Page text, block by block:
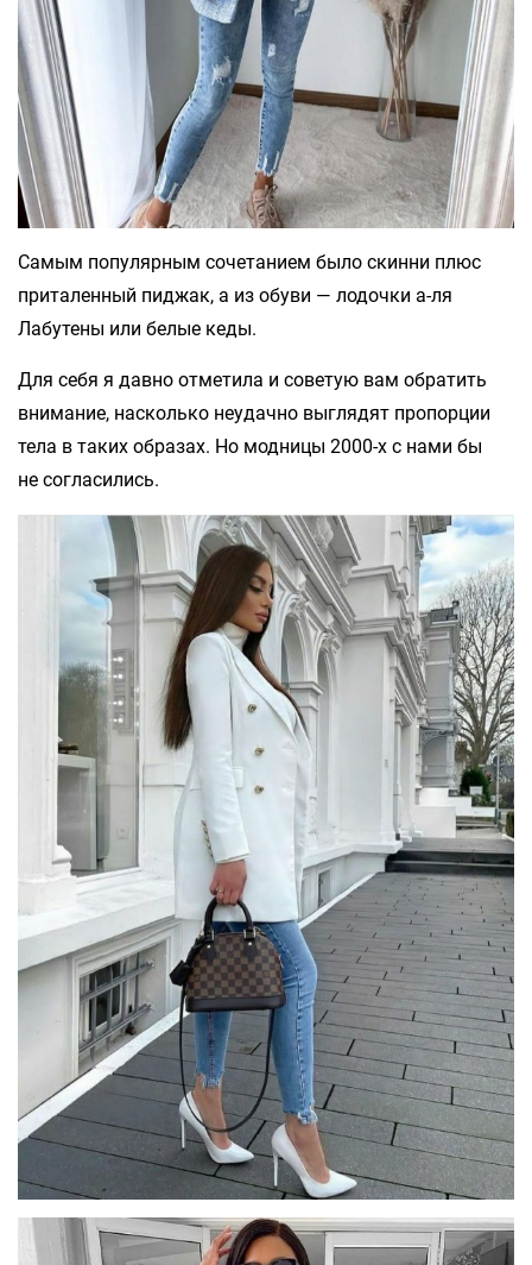
Самым популярным сочетанием было скинни плюс
приталенный пиджак, а из обуви — лодочки а-ля
Лабутены или белые кеды.
Для себя я давно отметила и советую вам обратить
внимание, насколько неудачно выглядят пропорции
тела в таких образах. Но модницы 2000-х с нами бы
не согласились.